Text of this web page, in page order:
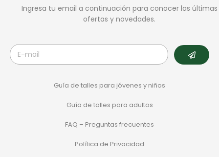
Ingresa tu email a continuación para conocer las últimas
ofertas y novedades.
Guía de talles para jóvenes y niños
Guía de talles para adultos
FAQ – Preguntas frecuentes
Política de Privacidad